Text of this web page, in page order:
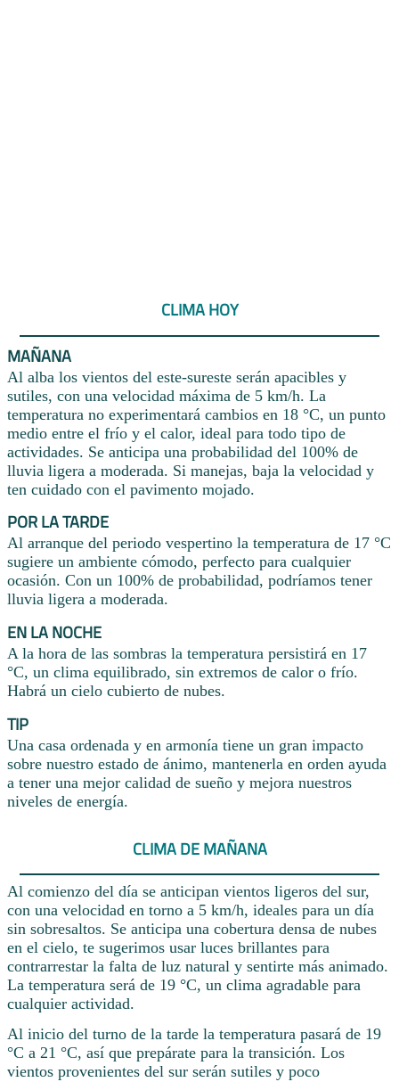
CLIMA HOY
MAÑANA
Al alba los vientos del este-sureste serán apacibles y
sutiles, con una velocidad máxima de 5 km/h. La
temperatura no experimentará cambios en 18 °C, un punto
medio entre el frío y el calor, ideal para todo tipo de
actividades. Se anticipa una probabilidad del 100% de
lluvia ligera a moderada. Si manejas, baja la velocidad y
ten cuidado con el pavimento mojado.
POR LA TARDE
Al arranque del periodo vespertino la temperatura de 17 °C
sugiere un ambiente cómodo, perfecto para cualquier
ocasión. Con un 100% de probabilidad, podríamos tener
lluvia ligera a moderada.
EN LA NOCHE
A la hora de las sombras la temperatura persistirá en 17
°C, un clima equilibrado, sin extremos de calor o frío.
Habrá un cielo cubierto de nubes.
TIP
Una casa ordenada y en armonía tiene un gran impacto
sobre nuestro estado de ánimo, mantenerla en orden ayuda
a tener una mejor calidad de sueño y mejora nuestros
niveles de energía.
CLIMA DE MAÑANA
Al comienzo del día se anticipan vientos ligeros del sur,
con una velocidad en torno a 5 km/h, ideales para un día
sin sobresaltos. Se anticipa una cobertura densa de nubes
en el cielo, te sugerimos usar luces brillantes para
contrarrestar la falta de luz natural y sentirte más animado.
La temperatura será de 19 °C, un clima agradable para
cualquier actividad.
Al inicio del turno de la tarde la temperatura pasará de 19
°C a 21 °C, así que prepárate para la transición. Los
vientos provenientes del sur serán sutiles y poco